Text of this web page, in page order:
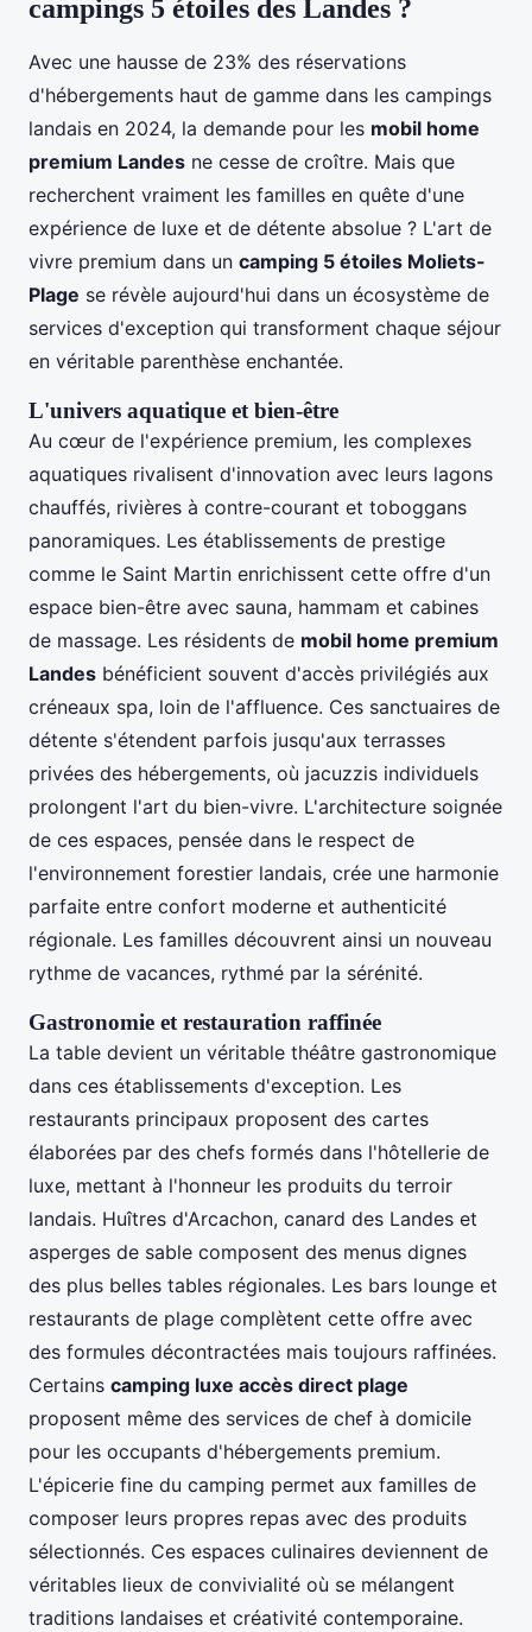
campings 5 étoiles des Landes ?
Avec une hausse de 23% des réservations
d'hébergements haut de gamme dans les campings
landais en 2024, la demande pour les mobil home
premium Landes ne cesse de croître. Mais que
recherchent vraiment les familles en quête d'une
expérience de luxe et de détente absolue ? L'art de
vivre premium dans un camping 5 étoiles Moliets-
Plage se révèle aujourd'hui dans un écosystème de
services d'exception qui transforment chaque séjour
en véritable parenthèse enchantée.
L'univers aquatique et bien-être
Au cœur de l'expérience premium, les complexes
aquatiques rivalisent d'innovation avec leurs lagons
chauffés, rivières à contre-courant et toboggans
panoramiques. Les établissements de prestige
comme le Saint Martin enrichissent cette offre d'un
espace bien-être avec sauna, hammam et cabines
de massage. Les résidents de mobil home premium
Landes bénéficient souvent d'accès privilégiés aux
créneaux spa, loin de l'affluence. Ces sanctuaires de
détente s'étendent parfois jusqu'aux terrasses
privées des hébergements, où jacuzzis individuels
prolongent l'art du bien-vivre. L'architecture soignée
de ces espaces, pensée dans le respect de
l'environnement forestier landais, crée une harmonie
parfaite entre confort moderne et authenticité
régionale. Les familles découvrent ainsi un nouveau
rythme de vacances, rythmé par la sérénité.
Gastronomie et restauration raffinée
La table devient un véritable théâtre gastronomique
dans ces établissements d'exception. Les
restaurants principaux proposent des cartes
élaborées par des chefs formés dans l'hôtellerie de
luxe, mettant à l'honneur les produits du terroir
landais. Huîtres d'Arcachon, canard des Landes et
asperges de sable composent des menus dignes
des plus belles tables régionales. Les bars lounge et
restaurants de plage complètent cette offre avec
des formules décontractées mais toujours raffinées.
Certains camping luxe accès direct plage
proposent même des services de chef à domicile
pour les occupants d'hébergements premium.
L'épicerie fine du camping permet aux familles de
composer leurs propres repas avec des produits
sélectionnés. Ces espaces culinaires deviennent de
véritables lieux de convivialité où se mélangent
traditions landaises et créativité contemporaine.